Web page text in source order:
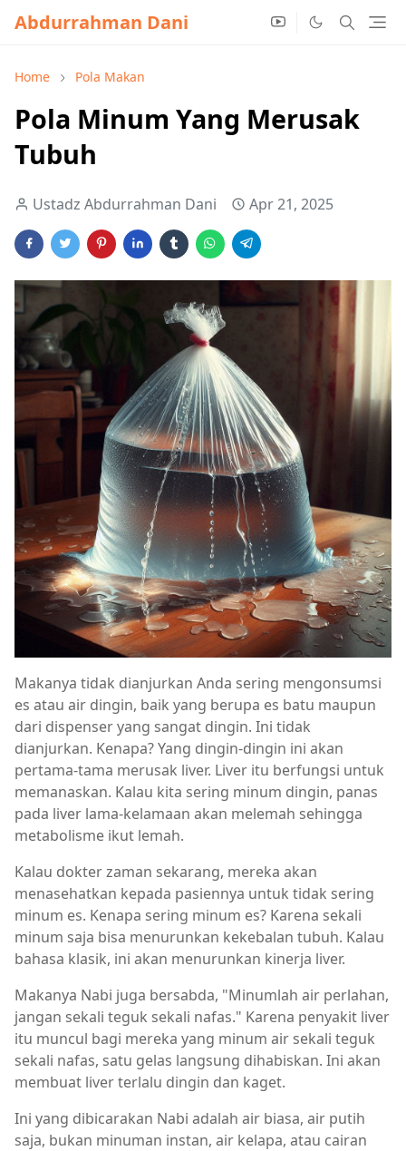
Abdurrahman Dani
Home Pola Makan
Pola Minum Yang Merusak
Tubuh
Ustadz Abdurrahman Dani Apr 21, 2025
Makanya tidak dianjurkan Anda sering mengonsumsi
es atau air dingin, baik yang berupa es batu maupun
dari dispenser yang sangat dingin. Ini tidak
dianjurkan. Kenapa? Yang dingin-dingin ini akan
pertama-tama merusak liver. Liver itu berfungsi untuk
memanaskan. Kalau kita sering minum dingin, panas
pada liver lama-kelamaan akan melemah sehingga
metabolisme ikut lemah.
Kalau dokter zaman sekarang, mereka akan
menasehatkan kepada pasiennya untuk tidak sering
minum es. Kenapa sering minum es? Karena sekali
minum saja bisa menurunkan kekebalan tubuh. Kalau
bahasa klasik, ini akan menurunkan kinerja liver.
Makanya Nabi juga bersabda, "Minumlah air perlahan,
jangan sekali teguk sekali nafas." Karena penyakit liver
itu muncul bagi mereka yang minum air sekali teguk
sekali nafas, satu gelas langsung dihabiskan. Ini akan
membuat liver terlalu dingin dan kaget.
Ini yang dibicarakan Nabi adalah air biasa, air putih
saja, bukan minuman instan, air kelapa, atau cairan